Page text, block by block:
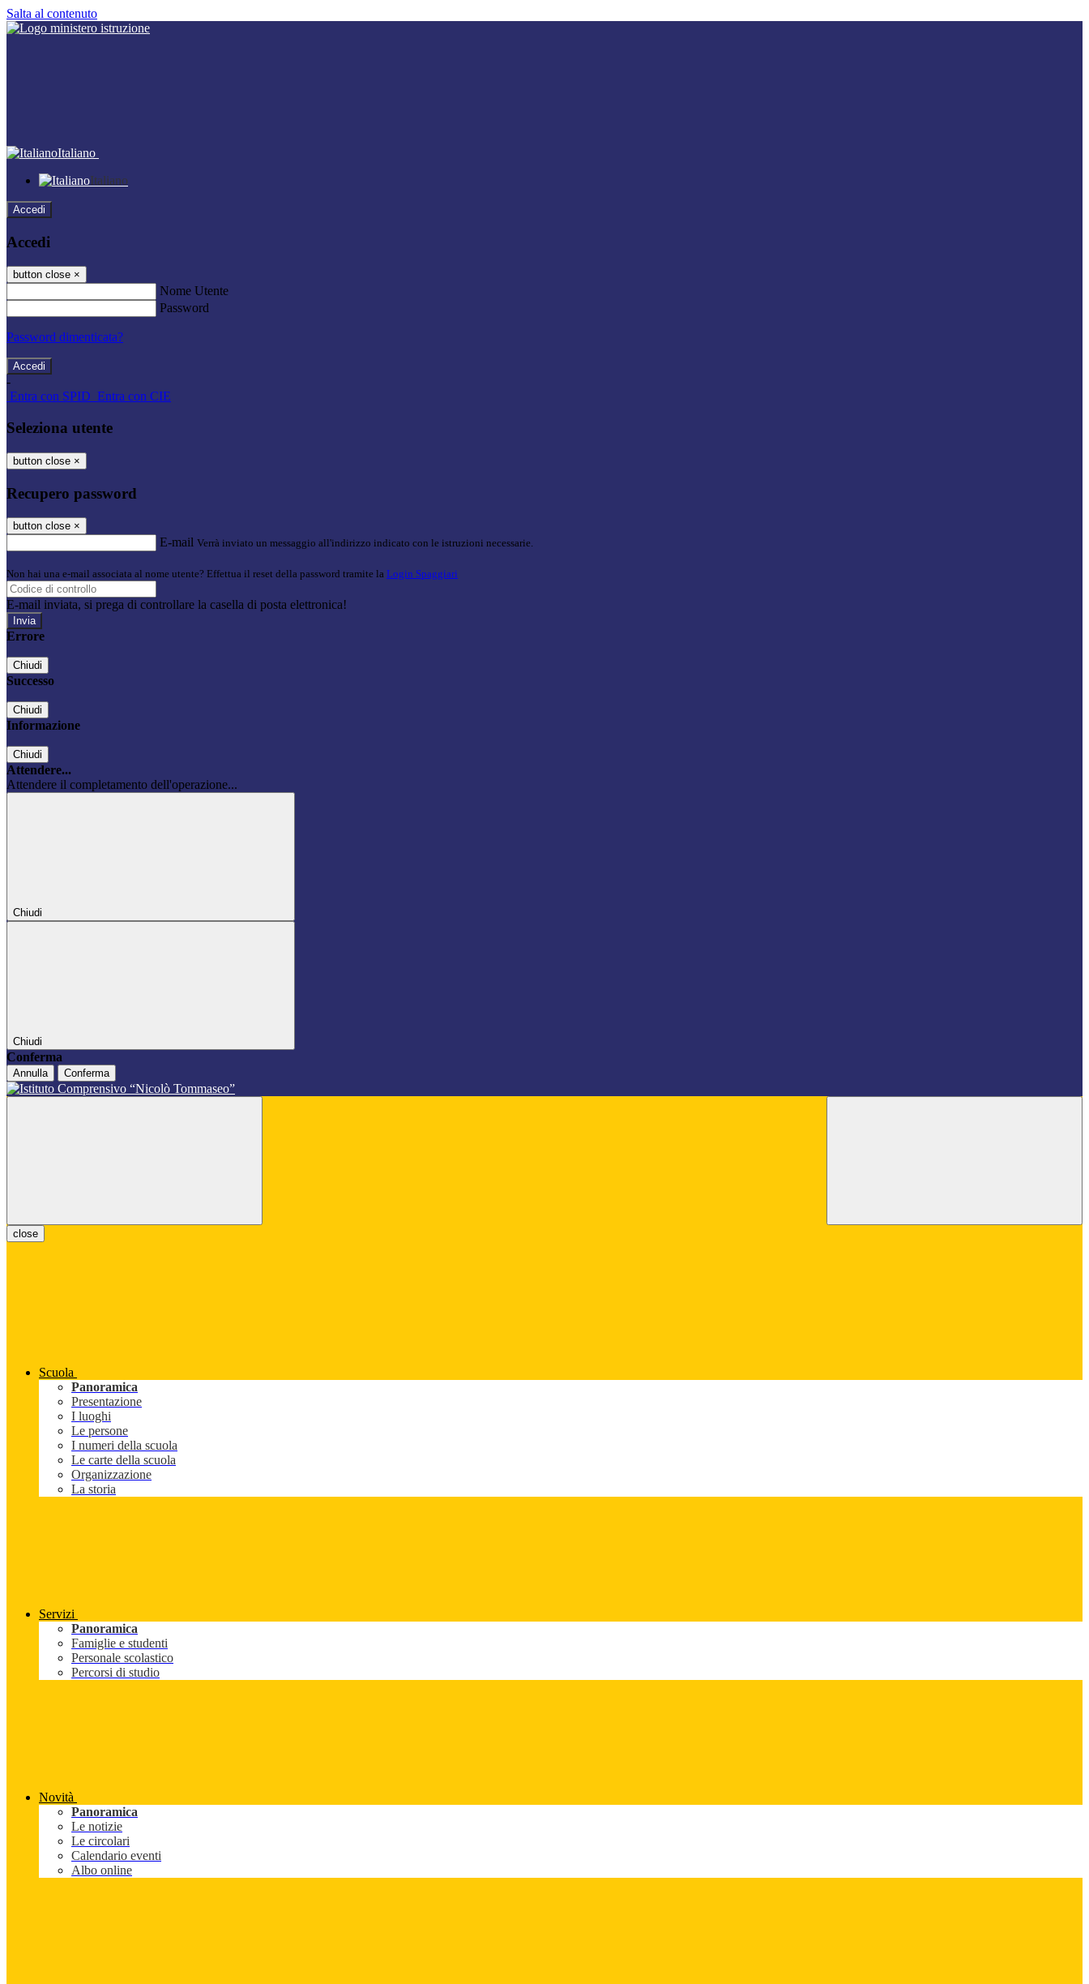
Salta al contenuto
Italiano
Italiano
Accedi
Accedi
button close ×
Nome Utente
Password
Password dimenticata?
-
Entra con SPID Entra con CIE
Seleziona utente
button close ×
Recupero password
button close ×
E-mail Verrà inviato un messaggio all'indirizzo indicato con le istruzioni necessarie.
Non hai una e-mail associata al nome utente? Effettua il reset della password tramite la Login Spaggiari
E-mail inviata, si prega di controllare la casella di posta elettronica!
Errore
Chiudi
Successo
Chiudi
Informazione
Chiudi
Attendere...
Attendere il completamento dell'operazione...
Chiudi
Chiudi
Conferma
Annulla Conferma
close
Scuola
Panoramica
Presentazione
I luoghi
Le persone
I numeri della scuola
Le carte della scuola
Organizzazione
La storia
Servizi
Panoramica
Famiglie e studenti
Personale scolastico
Percorsi di studio
Novità
Panoramica
Le notizie
Le circolari
Calendario eventi
Albo online